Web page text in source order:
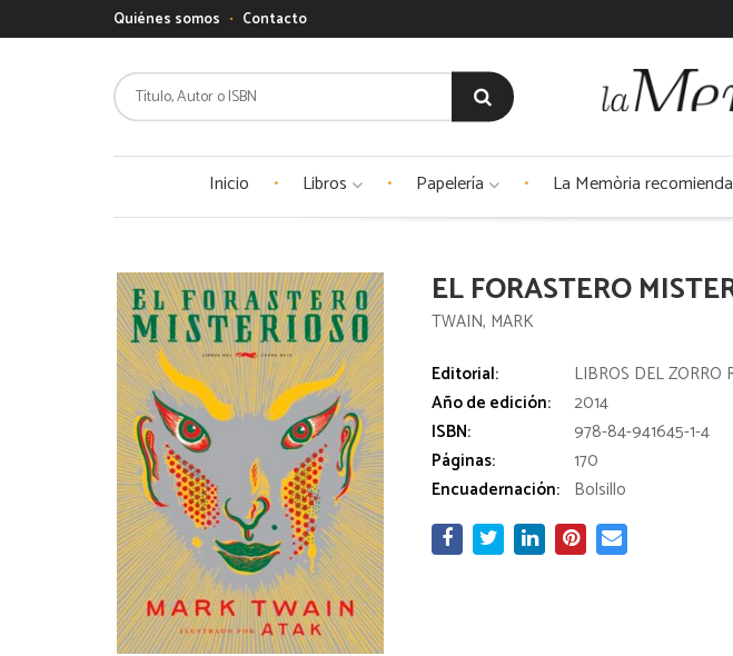
Quiénes somos Contacto
Inicio Libros Papelería La Memòria recomienda
EL FORASTERO
TWAIN, MARK
Editorial:
LIBROS DEL ZORRO
Año de edición:
2014
ISBN:
978-84-941645-1-4
Páginas:
170
Encuadernación: Bolsillo